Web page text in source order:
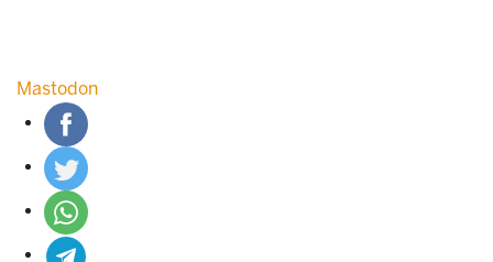
Mastodon